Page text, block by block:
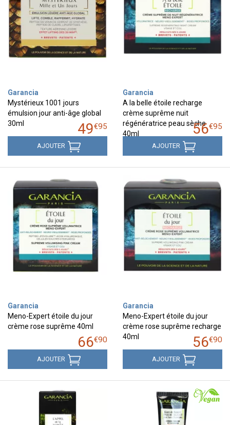
Garancia
Mystérieux 1001 jours
émulsion jour anti-âge global
30ml
49€95
AJOUTER
Garancia
A la belle étoile recharge
crème suprême nuit
régénératrice peau sèche
40ml
56€95
AJOUTER
Garancia
Meno-Expert étoile du jour
crème rose suprême 40ml
66€90
AJOUTER
Garancia
Meno-Expert étoile du jour
crème rose suprême recharge
40ml
56€90
AJOUTER